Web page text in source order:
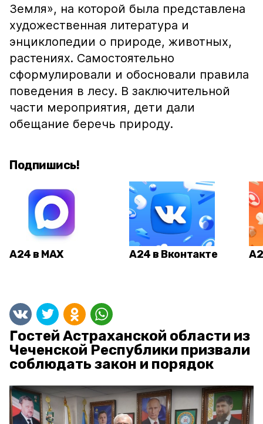
Земля», на которой была представлена
художественная литература и
энциклопедии о природе, животных,
растениях. Самостоятельно
сформулировали и обосновали правила
поведения в лесу. В заключительной
части мероприятия, дети дали
обещание беречь природу.
Подпишись!
А24 в MAX А24 в Вконтакте
Гостей Астраханской области из
Чеченской Республики призвали
соблюдать закон и порядок